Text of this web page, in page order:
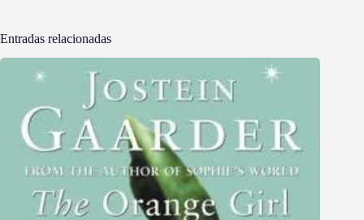
Entradas relacionadas